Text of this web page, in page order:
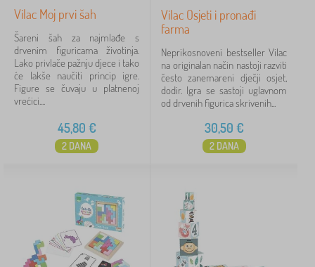
Vilac Moj prvi šah
Šareni šah za najmlađe s
drvenim figuricama životinja.
Lako privlače pažnju djece i tako
će lakše naučiti princip igre.
Figure se čuvaju u platnenoj
vrećici....
45,80 €
2 DANA
Vilac Osjeti i pronađi
farma
Neprikosnoveni bestseller Vilac
na originalan način nastoji razviti
često zanemareni dječji osjet,
dodir. Igra se sastoji uglavnom
od drvenih figurica skrivenih...
30,50 €
2 DANA